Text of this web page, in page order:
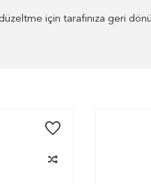
için tarafınıza geri